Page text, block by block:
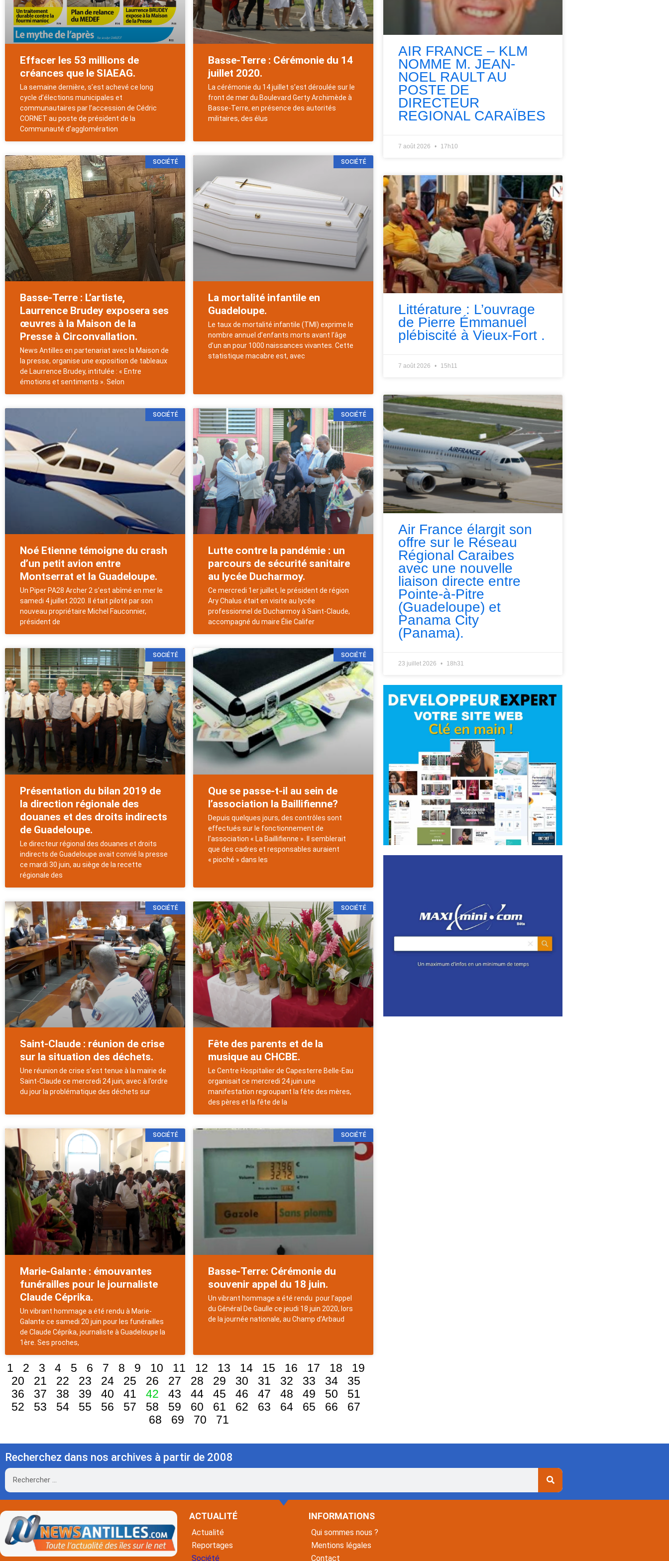
Effacer les 53 millions de
créances que le SIAEAG.
La semaine dernière, s’est achevé ce long
cycle d’élections municipales et
communautaires par l’accession de Cédric
CORNET au poste de président de la
Communauté d’agglomération
Basse-Terre : Cérémonie du 14
juillet 2020.
La cérémonie du 14 juillet s’est déroulée sur le
front de mer du Boulevard Gerty Archimède à
Basse-Terre, en présence des autorités
militaires, des élus
SOCIÉTÉ
Basse-Terre : L’artiste,
Laurrence Brudey exposera ses
œuvres à la Maison de la
Presse à Circonvallation.
News Antilles en partenariat avec la Maison de
la presse, organise une exposition de tableaux
de Laurrence Brudey, intitulée : « Entre
émotions et sentiments ». Selon
SOCIÉTÉ
La mortalité infantile en
Guadeloupe.
Le taux de mortalité infantile (TMI) exprime le
nombre annuel d’enfants morts avant l’âge
d’un an pour 1000 naissances vivantes. Cette
statistique macabre est, avec
SOCIÉTÉ
Noé Etienne témoigne du crash
d’un petit avion entre
Montserrat et la Guadeloupe.
Un Piper PA28 Archer 2 s’est abîmé en mer le
samedi 4 juillet 2020. Il était piloté par son
nouveau propriétaire Michel Fauconnier,
président de
SOCIÉTÉ
Lutte contre la pandémie : un
parcours de sécurité sanitaire
au lycée Ducharmoy.
Ce mercredi 1er juillet, le président de région
Ary Chalus était en visite au lycée
professionnel de Ducharmoy à Saint-Claude,
accompagné du maire Élie Califer
SOCIÉTÉ
Présentation du bilan 2019 de
la direction régionale des
douanes et des droits indirects
de Guadeloupe.
Le directeur régional des douanes et droits
indirects de Guadeloupe avait convié la presse
ce mardi 30 juin, au siège de la recette
régionale des
SOCIÉTÉ
Que se passe-t-il au sein de
l’association la Baillifienne?
Depuis quelques jours, des contrôles sont
effectués sur le fonctionnement de
l’association « La Baillifienne ». Il semblerait
que des cadres et responsables auraient
« pioché » dans les
SOCIÉTÉ
Saint-Claude : réunion de crise
sur la situation des déchets.
Une réunion de crise s’est tenue à la mairie de
Saint-Claude ce mercredi 24 juin, avec à l’ordre
du jour la problématique des déchets sur
SOCIÉTÉ
Fête des parents et de la
musique au CHCBE.
Le Centre Hospitalier de Capesterre Belle-Eau
organisait ce mercredi 24 juin une
manifestation regroupant la fête des mères,
des pères et la fête de la
SOCIÉTÉ
Marie-Galante : émouvantes
funérailles pour le journaliste
Claude Céprika.
Un vibrant hommage a été rendu à Marie-
Galante ce samedi 20 juin pour les funérailles
de Claude Céprika, journaliste à Guadeloupe la
1ère. Ses proches,
SOCIÉTÉ
Basse-Terre: Cérémonie du
souvenir appel du 18 juin.
Un vibrant hommage a été rendu pour l’appel
du Général De Gaulle ce jeudi 18 juin 2020, lors
de la journée nationale, au Champ d’Arbaud
1 2 3 4 5 6 7 8 9 10 11 12 13 14 15 16 17 18
19
20
21 22 23 24 25 26 27 28 29 30 31 32 33 34
35
36
37 38 39 40 41 42 43 44 45 46 47 48 49 50
51
52
53 54 55 56 57 58 59 60 61 62 63 64 65 66
67
68
69 70 71
AIR FRANCE – KLM
NOMME M. JEAN-
NOEL RAULT AU
POSTE DE
DIRECTEUR
REGIONAL CARAÏBES
7 août 2026 17h10
Littérature : L’ouvrage
de Pierre Émmanuel
plébiscité à Vieux-Fort .
7 août 2026 15h11
Air France élargit son
offre sur le Réseau
Régional Caraibes
avec une nouvelle
liaison directe entre
Pointe-à-Pitre
(Guadeloupe) et
Panama City
(Panama).
23 juillet 2026 18h31
Recherchez dans nos archives à partir de 2008
Rechercher
ACTUALITÉ
Actualité
Reportages
Société
INFORMATIONS
Qui sommes nous ?
Mentions légales
Contact